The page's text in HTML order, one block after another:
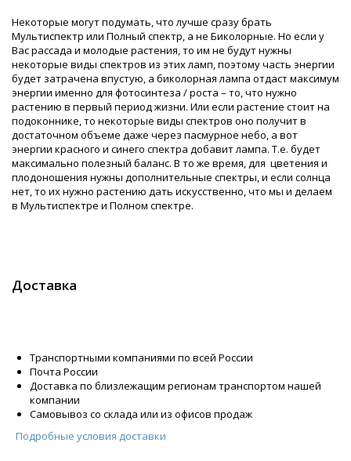
Некоторые могут подумать, что лучше сразу брать
Мультиспектр или Полный спектр, а не Биколорные. Но если у
Вас рассада и молодые растения, то им не будут нужны
некоторые виды спектров из этих ламп, поэтому часть энергии
будет затрачена впустую, а биколорная лампа отдаст максимум
энергии именно для фотосинтеза / роста – то, что нужно
растению в первый период жизни. Или если растение стоит на
подоконнике, то некоторые виды спектров оно получит в
достаточном объеме даже через пасмурное небо, а вот
энергии красного и синего спектра добавит лампа. Т.е. будет
максимально полезный баланс. В то же время, для цветения и
плодоношения нужны дополнительные спектры, и если солнца
нет, то их нужно растению дать искусственно, что мы и делаем
в Мультиспектре и Полном спектре.
Доставка
Транспортными компаниями по всей России
Почта России
Доставка по близлежащим регионам транспортом нашей
компании
Самовывоз со склада или из офисов продаж
Подробные условия доставки